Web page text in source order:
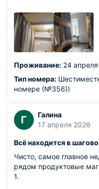
оставвливптьчя буду
Из недостатков: все
Проживание: 24
Тип номера:
номере (№356))
Г
Галина
17 апреля 2026
Всё находится в
Чисто, самое главное
рядом продуктовые
1.